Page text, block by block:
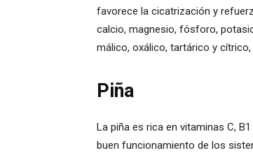
favorece la cicatrización y
calcio, magnesio, fósforo,
málico, oxálico, tartárico y
Piña
La piña es rica en vitaminas C,
buen funcionamiento de los